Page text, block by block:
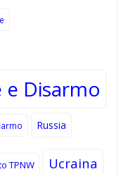
e Disarmo
Russia
TPNW Ucraina